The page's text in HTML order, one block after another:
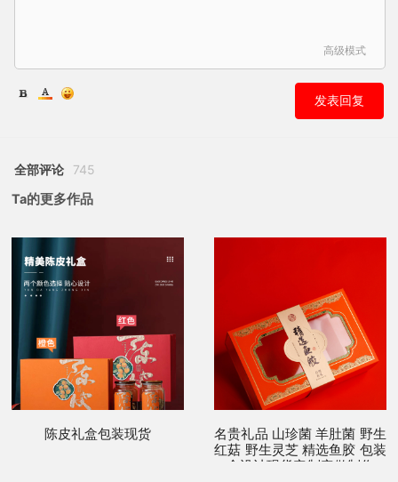
高级模式
发表回复
全部评论 745
Ta的更多作品
陈皮礼盒包装现货
名贵礼品 山珍菌 羊肚菌 野生
红菇 野生灵芝 精选鱼胶 包装
盒设计现货定制定做制作